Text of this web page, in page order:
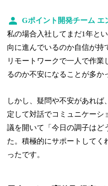
Gポイント開発チーム エ
私の場合入社してまだ1年と
向に進んでいるのか自信が持
リモートワークで一人で作
るのか不安になることが多か
しかし、疑問や不安があれば
定して対話でコミュニケーシ
議を開いて「今日の調子はど
た。積極的にサポートしてく
ったです。